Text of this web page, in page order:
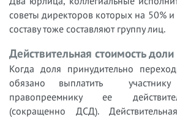
советы директоров которых на 50%
составу тоже составляют группу лиц.
Действительная стоимость доли‍
Когда доля принудительно
обязано выплатить
правопреемнику ее
(сокращенно ДСД).